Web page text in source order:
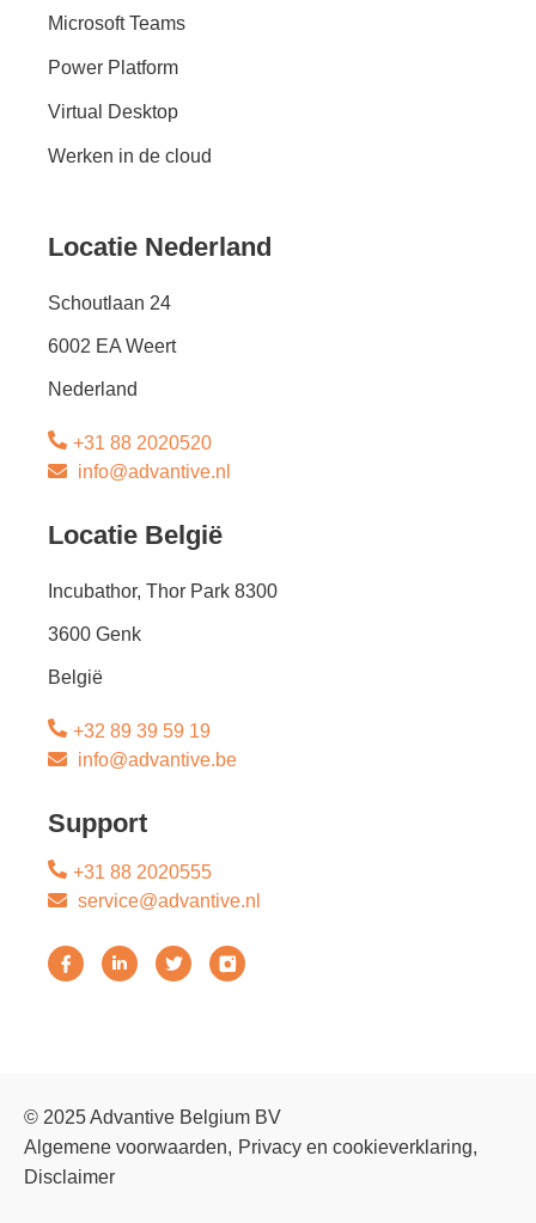
Microsoft Teams
Power Platform
Virtual Desktop
Werken in de cloud
Locatie Nederland
Schoutlaan 24
6002 EA Weert
Nederland
+31 88 2020520
info@advantive.nl
Locatie België
Incubathor, Thor Park 8300
3600 Genk
België
+32 89 39 59 19
info@advantive.be
Support
+31 88 2020555
service@advantive.nl
© 2025 Advantive Belgium BV
Algemene voorwaarden
Privacy en cookieverklaring
Disclaimer